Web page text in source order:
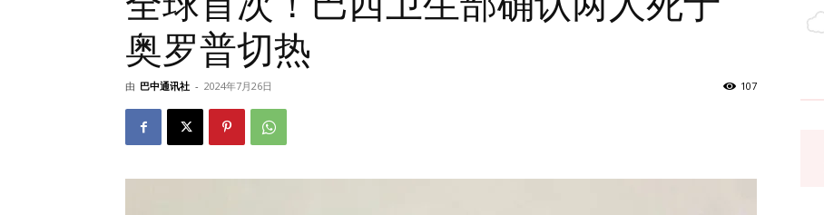
奥罗普切热
由 巴中通讯社 - 2024年7月26日 107